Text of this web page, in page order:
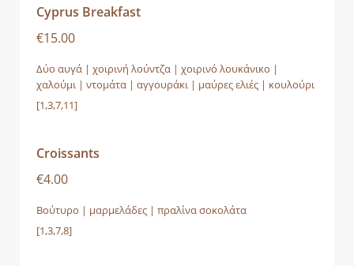
Cyprus Breakfast
€15.00
Δύο αυγά | χοιρινή λούντζα | χοιρινό λουκάνικο |
χαλούμι | ντομάτα | αγγουράκι | μαύρες ελιές | κουλούρι
[1,3,7,11]
Croissants
€4.00
Βούτυρο | μαρμελάδες | πραλίνα σοκολάτα
[1,3,7,8]